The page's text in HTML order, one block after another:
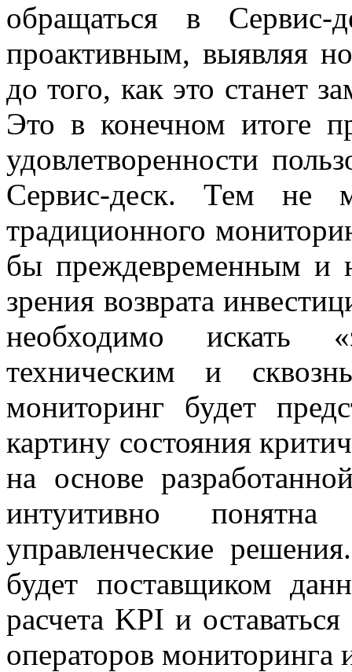
обращаться в Сервис-
проактивным, выявляя
до того, как это станет
Это в конечном итоге
удовлетворенности
Сервис-деск. Тем не
традиционного
бы преждевременным и
зрения возврата
необходимо искать
техническим и
мониторинг будет
картину состояния
на основе
интуитивно
управленческие
будет поставщиком
расчета KPI и
операторов мониторинга